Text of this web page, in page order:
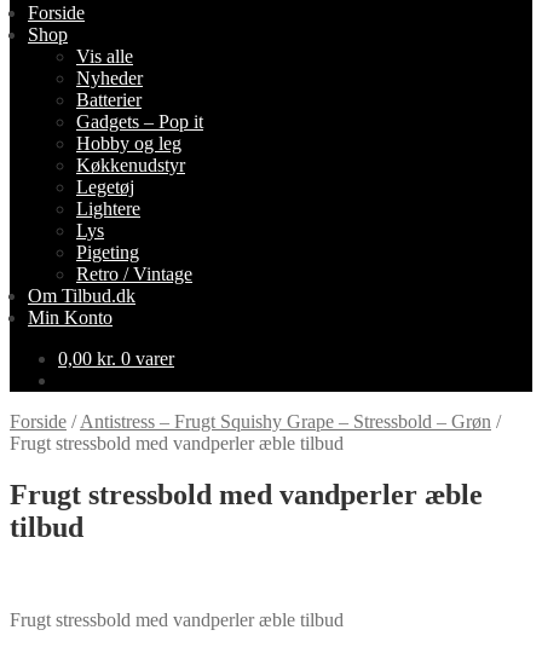
Forside
Shop
Vis alle
Nyheder
Batterier
Gadgets – Pop it
Hobby og leg
Køkkenudstyr
Legetøj
Lightere
Lys
Pigeting
Retro / Vintage
Om Tilbud.dk
Min Konto
0,00 kr. 0 varer
Forside /Antistress – Frugt Squishy Grape – Stressbold – Grøn /
Frugt stressbold med vandperler æble tilbud
Frugt stressbold med vandperler æble
tilbud
Frugt stressbold med vandperler æble tilbud